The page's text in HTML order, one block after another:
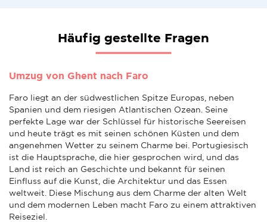
Häufig gestellte Fragen
Umzug von Ghent nach Faro
Faro liegt an der südwestlichen Spitze Europas, neben
Spanien und dem riesigen Atlantischen Ozean. Seine
perfekte Lage war der Schlüssel für historische Seereisen
und heute trägt es mit seinen schönen Küsten und dem
angenehmen Wetter zu seinem Charme bei. Portugiesisch
ist die Hauptsprache, die hier gesprochen wird, und das
Land ist reich an Geschichte und bekannt für seinen
Einfluss auf die Kunst, die Architektur und das Essen
weltweit. Diese Mischung aus dem Charme der alten Welt
und dem modernen Leben macht Faro zu einem attraktiven
Reiseziel.